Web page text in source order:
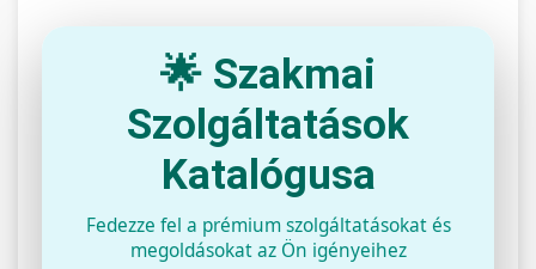
🌟 Szakmai
Szolgáltatások
Katalógusa
Fedezze fel a prémium szolgáltatásokat és
megoldásokat az Ön igényeihez